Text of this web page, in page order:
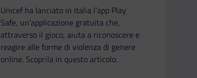
Unicef ha lanciato in Italia l’app Play
Safe, un’applicazione gratuita che,
attraverso il gioco, aiuta a riconoscere e
reagire alle forme di violenza di genere
online. Scoprila in questo articolo.